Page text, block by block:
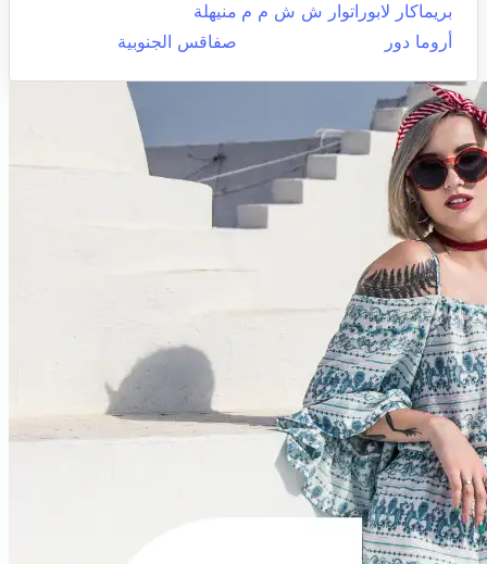
بريماكار لابوراتوار ش ش م م منيهلة
أروما دور
صفاقس الجنوبية